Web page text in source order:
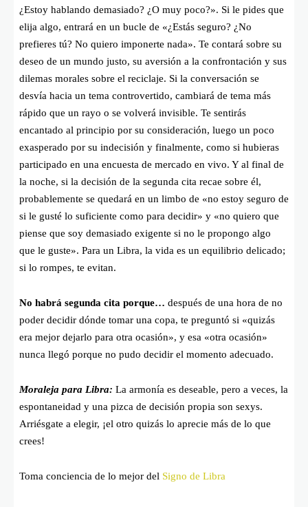
¿Estoy hablando demasiado? ¿O muy poco?». Si le pides que
elija algo, entrará en un bucle de «¿Estás seguro? ¿No
prefieres tú? No quiero imponerte nada». Te contará sobre su
deseo de un mundo justo, su aversión a la confrontación y sus
dilemas morales sobre el reciclaje. Si la conversación se
desvía hacia un tema controvertido, cambiará de tema más
rápido que un rayo o se volverá invisible. Te sentirás
encantado al principio por su consideración, luego un poco
exasperado por su indecisión y finalmente, como si hubieras
participado en una encuesta de mercado en vivo. Y al final de
la noche, si la decisión de la segunda cita recae sobre él,
probablemente se quedará en un limbo de «no estoy seguro de
si le gusté lo suficiente como para decidir» y «no quiero que
piense que soy demasiado exigente si no le propongo algo
que le guste». Para un Libra, la vida es un equilibrio delicado;
si lo rompes, te evitan.
No habrá segunda cita porque… después de una hora de no
poder decidir dónde tomar una copa, te preguntó si «quizás
era mejor dejarlo para otra ocasión», y esa «otra ocasión»
nunca llegó porque no pudo decidir el momento adecuado.
Moraleja para Libra: La armonía es deseable, pero a veces, la
espontaneidad y una pizca de decisión propia son sexys.
Arriésgate a elegir, ¡el otro quizás lo aprecie más de lo que
crees!
Toma conciencia de lo mejor del Signo de Libra